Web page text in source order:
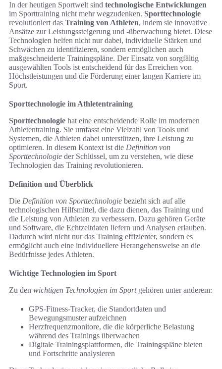
In der heutigen Sportwelt sind technologische Entwicklungen
im Sporttraining nicht mehr wegzudenken. Sporttechnologie
revolutioniert das Training von Athleten, indem sie innovative
Ansätze zur Leistungssteigerung und -überwachung bietet. Diese
Technologien helfen nicht nur dabei, individuelle Stärken und
Schwächen zu identifizieren, sondern ermöglichen auch
maßgeschneiderte Trainingspläne. Der Einsatz von sorgfältig
ausgewählten Tools ist entscheidend für das Erreichen von
Höchstleistungen und die Förderung einer langen Karriere im
Sport.
Sporttechnologie im Athletentraining
Sporttechnologie hat eine entscheidende Rolle im modernen
Athletentraining. Sie umfasst eine Vielzahl von Tools und
Systemen, die Athleten dabei unterstützen, ihre Leistung zu
optimieren. In diesem Kontext ist die Definition von
Sporttechnologie der Schlüssel, um zu verstehen, wie diese
Technologien das Training revolutionieren.
Definition und Überblick
Die Definition von Sporttechnologie bezieht sich auf alle
technologischen Hilfsmittel, die dazu dienen, das Training und
die Leistung von Athleten zu verbessern. Dazu gehören Geräte
und Software, die Echtzeitdaten liefern und Analysen erlauben.
Dadurch wird nicht nur das Training effizienter, sondern es
ermöglicht auch eine individuellere Herangehensweise an die
Bedürfnisse jedes Athleten.
Wichtige Technologien im Sport
Zu den wichtigen Technologien im Sportgehören unter anderem:
GPS-Fitness-Tracker, die Standortdaten und
Bewegungsmuster aufzeichnen
Herzfrequenzmonitore, die die körperliche Belastung
während des Trainings überwachen
Digitale Trainingsplattformen, die Trainingspläne bieten
und Fortschritte analysieren